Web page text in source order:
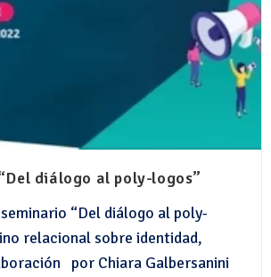
diálogo al poly-logos”
“Del diálogo al poly-
relacional sobre identidad,
por Chiara Galbersanini